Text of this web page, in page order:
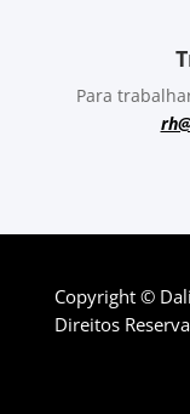
Para
Copyright ©
Direitos